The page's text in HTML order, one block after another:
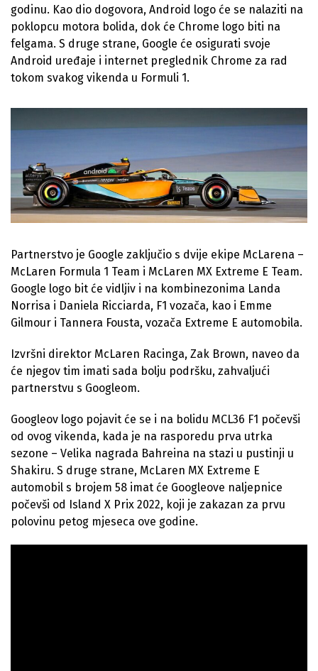
godinu. Kao dio dogovora, Android logo će se nalaziti na
poklopcu motora bolida, dok će Chrome logo biti na
felgama. S druge strane, Google će osigurati svoje
Android uređaje i internet preglednik Chrome za rad
tokom svakog vikenda u Formuli 1.
Partnerstvo je Google zaključio s dvije ekipe McLarena –
McLaren Formula 1 Team i McLaren MX Extreme E Team.
Google logo bit će vidljiv i na kombinezonima Landa
Norrisa i Daniela Ricciarda, F1 vozača, kao i Emme
Gilmour i Tannera Fousta, vozača Extreme E automobila.
Izvršni direktor McLaren Racinga, Zak Brown, naveo da
će njegov tim imati sada bolju podršku, zahvaljući
partnerstvu s Googleom.
Googleov logo pojavit će se i na bolidu MCL36 F1 počevši
od ovog vikenda, kada je na rasporedu prva utrka
sezone – Velika nagrada Bahreina na stazi u pustinji u
Shakiru. S druge strane, McLaren MX Extreme E
automobil s brojem 58 imat će Googleove naljepnice
počevši od Island X Prix 2022, koji je zakazan za prvu
polovinu petog mjeseca ove godine.